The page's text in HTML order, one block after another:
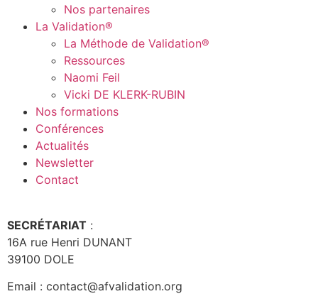
Nos partenaires
La Validation®
La Méthode de Validation®
Ressources
Naomi Feil
Vicki DE KLERK-RUBIN
Nos formations
Conférences
Actualités
Newsletter
Contact
SECRÉTARIAT :
16A rue Henri DUNANT
39100 DOLE
Email : contact@afvalidation.org